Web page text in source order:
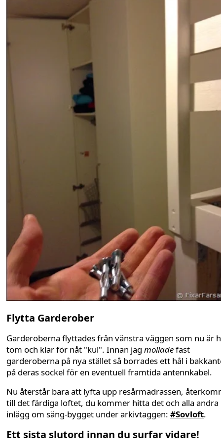
Flytta Garderober
Garderoberna flyttades från vänstra väggen som nu är
tom och klar för nåt "kul". Innan jag molladefast
garderoberna på nya stället så borrades ett hål i
på deras sockel för en eventuell framtida antennkabel.
Nu återstår bara att lyfta upp resårmadrassen,
till det färdiga loftet, du kommer hitta det och alla andra
inlägg om säng-bygget under arkivtaggen: #Sovloft.
Ett sista slutord innan du surfar vidare!